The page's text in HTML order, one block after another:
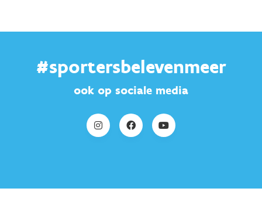
#sportersbelevenmeer
ook op sociale media